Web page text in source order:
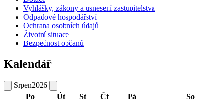
Vyhlášky, zákony a usnesení zastupitelstva
Odpadové hospodářství
Ochrana osobních údajů
Životní situace
Bezpečnost občanů
Kalendář
Srpen2026
Po
Út St Čt Pá
So